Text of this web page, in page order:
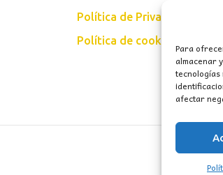
Para
almacenar
afectar
Política de Privacidad
Política de cookies (UE)